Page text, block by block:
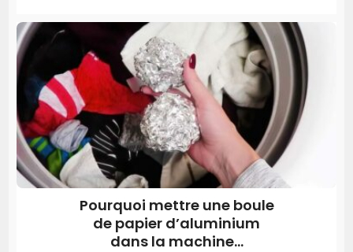
Pourquoi mettre une boule
de papier d’aluminium
dans la machine...